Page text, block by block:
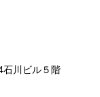
石川ビル５階